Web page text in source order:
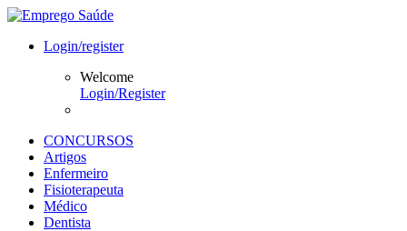
Login/register
Welcome
Login/Register
CONCURSOS
Artigos
Enfermeiro
Fisioterapeuta
Médico
Dentista